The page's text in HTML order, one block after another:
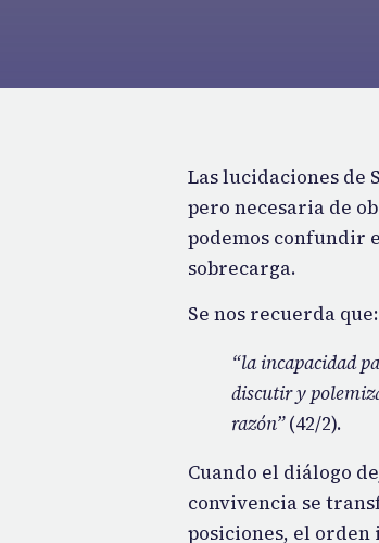
Las lucidaciones de
pero necesaria de
podemos confundir
sobrecarga.
Se nos recuerda que:
“la incapacidad
discutir y
razón”(42/2).
Cuando el diálogo
convivencia se
posiciones, el